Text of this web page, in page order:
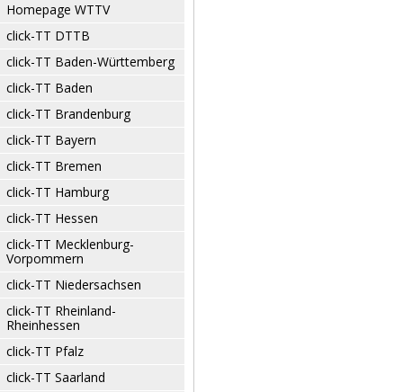
Homepage WTTV
click-TT DTTB
click-TT Baden-Württemberg
click-TT Baden
click-TT Brandenburg
click-TT Bayern
click-TT Bremen
click-TT Hamburg
click-TT Hessen
click-TT Mecklenburg-
Vorpommern
click-TT Niedersachsen
click-TT Rheinland-
Rheinhessen
click-TT Pfalz
click-TT Saarland